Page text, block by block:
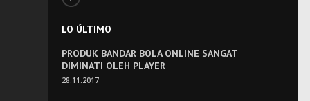
LO ÚLTIMO
PRODUK BANDAR BOLA ONLINE SANGAT
DIMINATI OLEH PLAYER
28.11.2017